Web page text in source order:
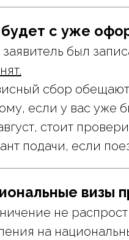
с уже
заявитель был
сбор обещают
если у вас уже
стоит
подачи, если
визы
не
на